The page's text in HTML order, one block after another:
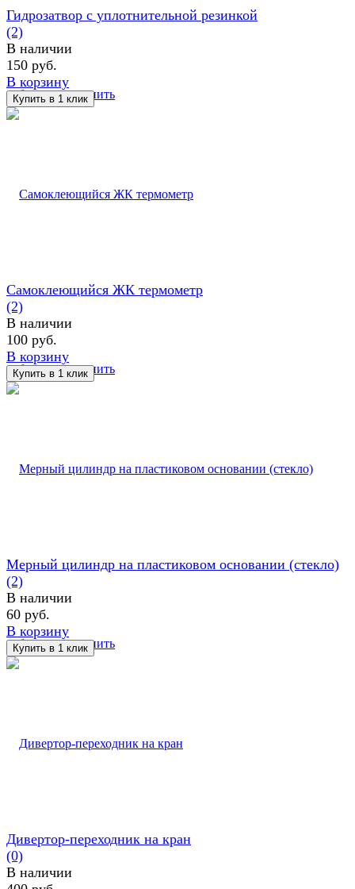
избранное сравнить
Гидрозатвор с уплотнительной резинкой
(2)
В наличии
150 руб.
В корзину
избранное сравнить
Самоклеющийся ЖК термометр
(2)
В наличии
100 руб.
В корзину
избранное сравнить
Мерный цилиндр на пластиковом основании (стекло)
(2)
В наличии
60 руб.
В корзину
Дивертор-переходник на кран
(0)
В наличии